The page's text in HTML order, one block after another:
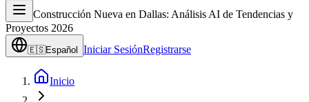
Construcción Nueva en Dallas: Análisis AI de Tendencias y
Proyectos 2026
🇪🇸Español Iniciar SesiónRegistrarse
Inicio